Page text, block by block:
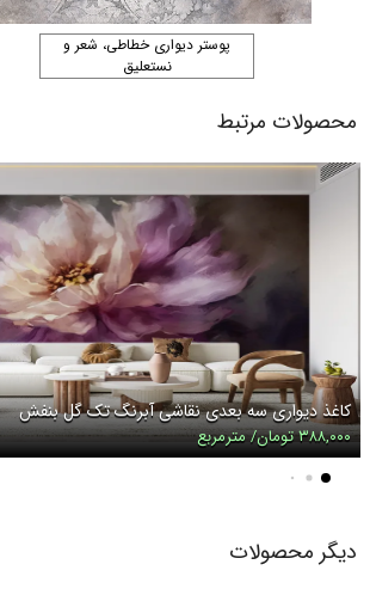
پوستر دیواری خطاطی، شعر و
نستعلیق
محصولات مرتبط
کاغذ دیواری سه بعدی نقاشی آبرنگ تک گل بنفش
۳۸۸,۰۰۰ تومان/ مترمربع
دیگر محصولات